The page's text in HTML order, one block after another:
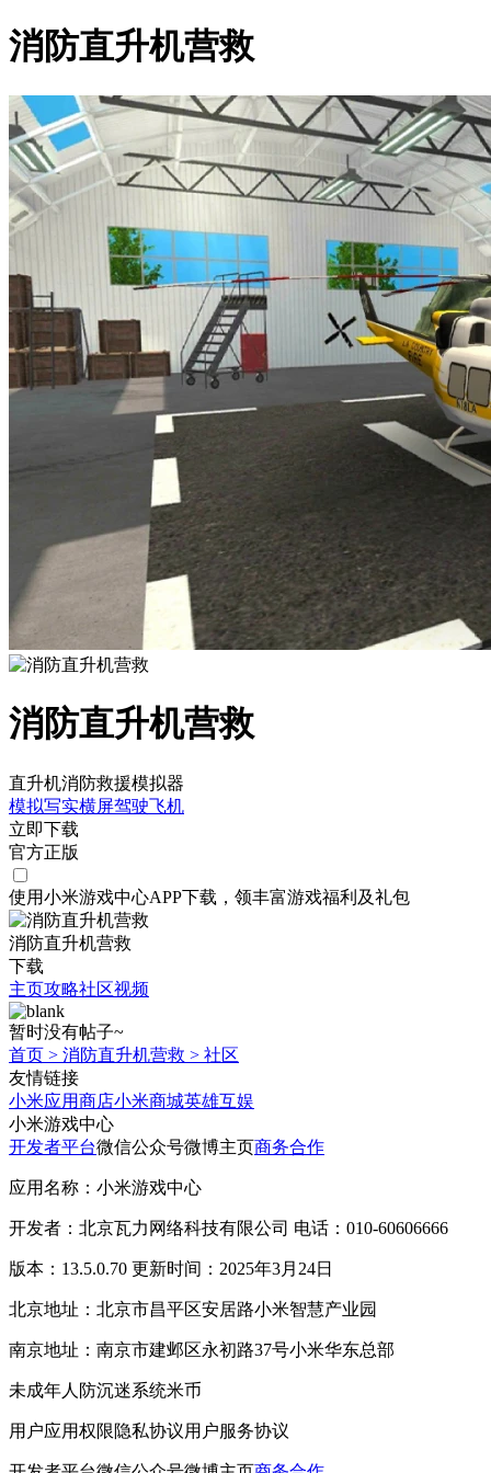
消防直升机营救
消防直升机营救
直升机消防救援模拟器
模拟写实横屏驾驶飞机
立即下载
官方正版
使用小米游戏中心APP下载 ，领丰富游戏福利 及礼包
消防直升机营救
下载
主页攻略社区视频
暂时没有帖子~
首页 > 消防直升机营救 > 社区
友情链接
小米应用商店小米商城英雄互娱
小米游戏中心
开发者平台微信公众号微博主页商务合作
应用名称：小米游戏中心
开发者：北京瓦力网络科技有限公司 电话：010-60606666
版本：13.5.0.70 更新时间：2025年3月24日
北京地址：北京市昌平区安居路小米智慧产业园
南京地址：南京市建邺区永初路37号小米华东总部
未成年人防沉迷系统米币
用户应用权限隐私协议用户服务协议